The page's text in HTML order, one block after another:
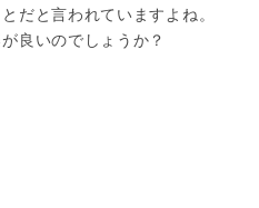
だと言われていますよね。
良いのでしょうか？